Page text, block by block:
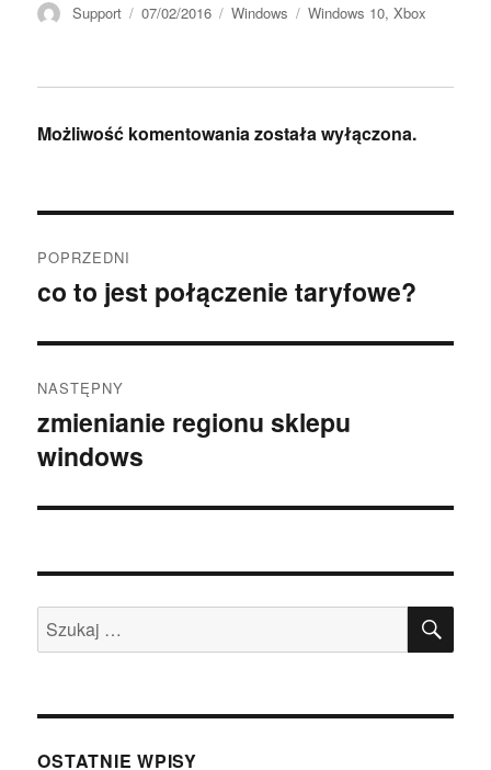
Autor
Support
Data
07/02/2016 Kategorie
Windows Tagi
Windows 10,Xbox
Możliwość komentowania została wyłączona.
wpisu
POPRZEDNI
Poprzedni
co to jest połączenie taryfowe?
NASTĘPNY
Następny
wpis:
zmienianie regionu sklepu
windows
Szukaj:
OSTATNIE WPISY